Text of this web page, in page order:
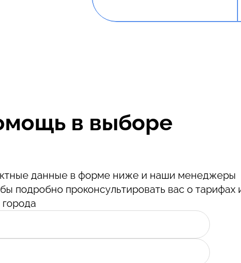
в выборе
данные в форме ниже и наши менеджеры
подробно проконсультировать вас о тарифах